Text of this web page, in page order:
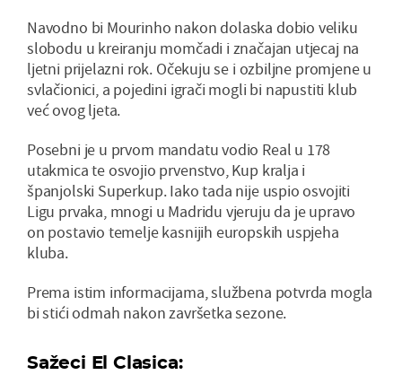
Navodno bi Mourinho nakon dolaska dobio veliku
slobodu u kreiranju momčadi i značajan utjecaj na
ljetni prijelazni rok. Očekuju se i ozbiljne promjene u
svlačionici, a pojedini igrači mogli bi napustiti klub
već ovog ljeta.
Posebni je u prvom mandatu vodio Real u 178
utakmica te osvojio prvenstvo, Kup kralja i
španjolski Superkup. Iako tada nije uspio osvojiti
Ligu prvaka, mnogi u Madridu vjeruju da je upravo
on postavio temelje kasnijih europskih uspjeha
kluba.
Prema istim informacijama, službena potvrda mogla
bi stići odmah nakon završetka sezone.
Sažeci El Clasica: